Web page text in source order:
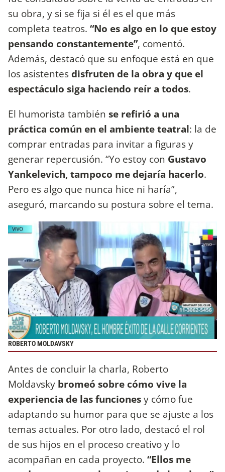
su obra, y si se fija si él es el que más
completa teatros. “No es algo en lo que estoy
pensando constantemente”, comentó.
Además, destacó que su enfoque está en que
los asistentesdisfruten de la obra y que el
espectáculo siga haciendo reír a todos.
El humorista también se refirió a una
práctica común en el ambiente teatral: la de
comprar entradas para invitar a figuras y
generar repercusión. “Yo estoy con Gustavo
Yankelevich, tampoco me dejaría hacerlo.
Pero es algo que nunca hice ni haría”,
aseguró, marcando su postura sobre el tema.
ROBERTO MOLDAVSKY
Antes de concluir la charla, Roberto
Moldavsky bromeó sobre cómo vive la
experiencia de las funcionesy cómo fue
adaptando su humor para que se ajuste a los
temas actuales. Por otro lado, destacó el rol
de sus hijos en el proceso creativo y lo
acompañan en cada proyecto. “Ellos me